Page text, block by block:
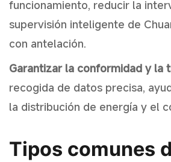
funcionamiento, reducir la
supervisión inteligente de
con antelación.
Garantizar la conformidad y la
recogida de datos precisa,
la distribución de energía y el
Tipos comunes